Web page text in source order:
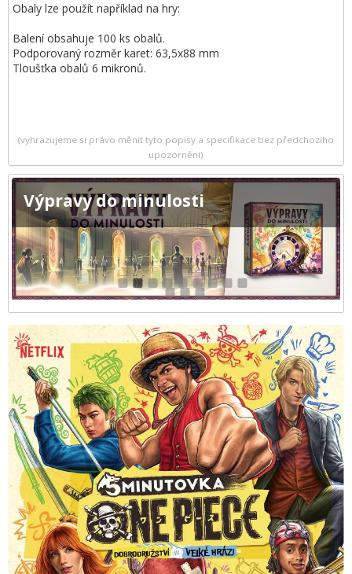
Obaly lze použít například na hry:
Balení obsahuje 100 ks obalů.
Podporovaný rozměr karet: 63,5x88 mm
Tloušťka obalů 6 mikronů.
(vyhrazujeme si právo měnit tyto popisy a specifikace bez předchozího
upozornění)
Výpravy do minulosti